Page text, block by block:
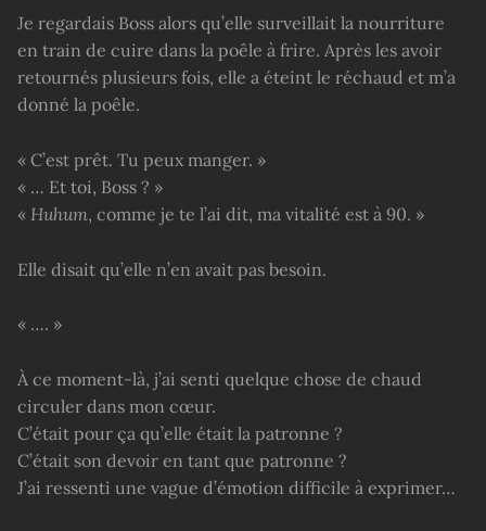
Je regardais Boss alors qu’elle surveillait la nourriture
en train de cuire dans la poêle à frire. Après les avoir
retournés plusieurs fois, elle a éteint le réchaud et m’a
donné la poêle.
« C’est prêt. Tu peux manger. »
« … Et toi, Boss ? »
« Huhum, comme je te l’ai dit, ma vitalité est à 90. »
Elle disait qu’elle n’en avait pas besoin.
« …. »
À ce moment-là, j’ai senti quelque chose de chaud
circuler dans mon cœur.
C’était pour ça qu’elle était la patronne ?
C’était son devoir en tant que patronne ?
J’ai ressenti une vague d’émotion difficile à exprimer…